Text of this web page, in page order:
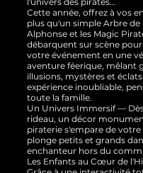
Cette année, offrez à vos
plus qu'un simple Arbre de
Alphonse et les Magic
débarquent sur scène
votre événement en une
aventure féerique, mêlant
illusions, mystères et
expérience inoubliable,
toute la famille.
Un Univers Immersif —
rideau, un décor
piraterie s'empare de votre
plonge petits et grands
enchanteur hors du
Les Enfants au Cœur de